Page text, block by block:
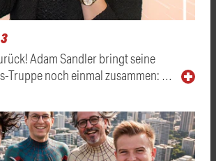
Adam Sandler bringt seine
Truppe noch einmal zusammen: …